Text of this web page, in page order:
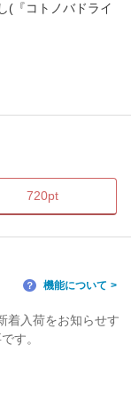
(『コトノバドライ
720pt
？ 機能について
着入荷をお知らせす
す。